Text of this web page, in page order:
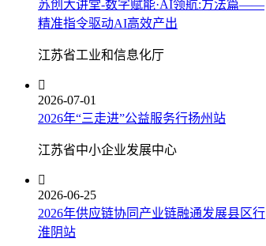
苏创大讲堂-数字赋能·AI领航:方法篇——
精准指令驱动AI高效产出
江苏省工业和信息化厅

2026-07-01
2026年“三走进”公益服务行扬州站
江苏省中小企业发展中心

2026-06-25
2026年供应链协同产业链融通发展县区行
淮阴站